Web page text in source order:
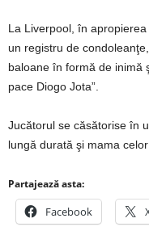
La Liverpool, în
un registru de
baloane în formă de inimă
pace Diogo Jota”.
Jucătorul se căsătorise în
lungă durată şi mama
Partajează asta:
Facebook